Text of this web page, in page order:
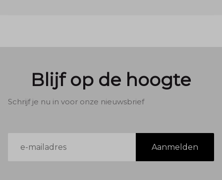
Blijf op de hoogte
Schrijf je nu in voor onze nieuwsbrief
mailadres
Aanmelden